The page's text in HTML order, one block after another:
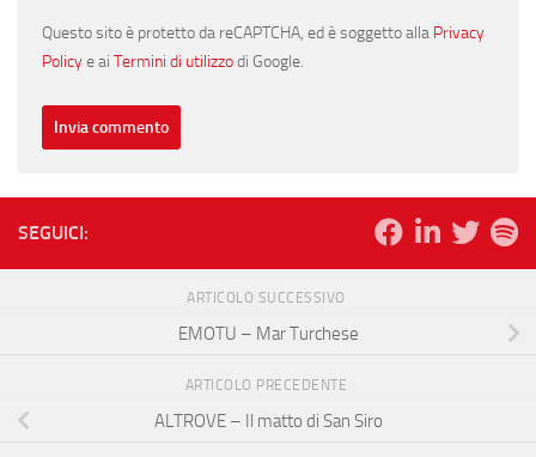
Questo sito è protetto da reCAPTCHA, ed è soggetto alla Privacy
Policye ai Termini di utilizzodi Google.
SEGUICI:
ARTICOLO SUCCESSIVO
EMOTU – Mar Turchese
ARTICOLO PRECEDENTE
ALTROVE – Il matto di San Siro